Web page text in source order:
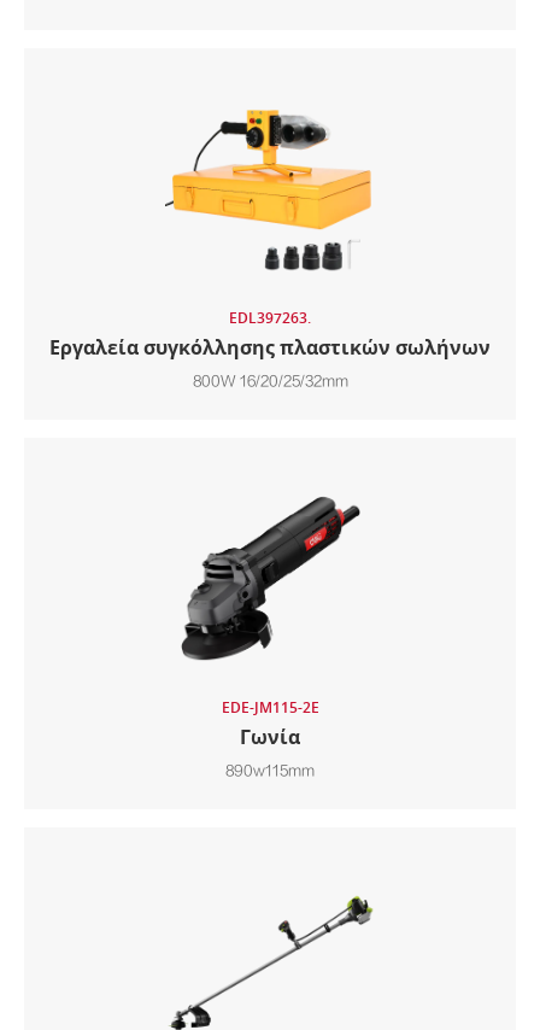
EDL397263.
Εργαλεία συγκόλλησης πλαστικών σωλήνων
800W 16/20/25/32mm
EDE-JM115-2E
Γωνία
890w115mm